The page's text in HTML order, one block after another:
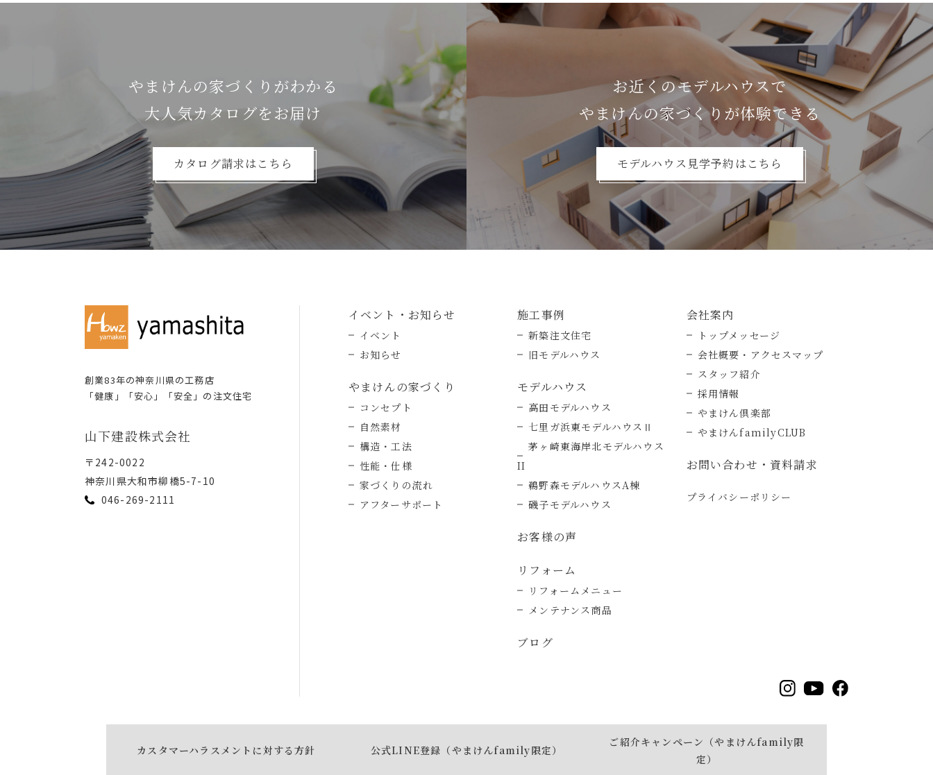
やまけんの家づくりがわかる
⼤⼈気カタログをお届け
カタログ請求はこちら
お近くのモデルハウスで
やまけんの家づくりが体験できる
モデルハウス見学予約はこちら
創業83年の神奈川県の⼯務店
「健康」「安⼼」「安全」の注⽂住宅
⼭下建設株式会社
〒242-0022
神奈川県⼤和市柳橋5-7-10
046-269-2111
イベント・お知らせ
イベント
お知らせ
やまけんの家づくり
コンセプト
自然素材
構造・工法
性能・仕様
家づくりの流れ
アフターサポート
施工事例
新築注文住宅
旧モデルハウス
モデルハウス
高田モデルハウス
七里ガ浜東モデルハウスⅡ
茅ヶ崎東海岸北モデルハウス
II
鵜野森モデルハウスA棟
磯子モデルハウス
お客様の声
リフォーム
リフォームメニュー
メンテナンス商品
ブログ
会社案内
トップメッセージ
会社概要・アクセスマップ
スタッフ紹介
採用情報
やまけん倶楽部
やまけんfamilyCLUB
お問い合わせ・資料請求
プライバシーポリシー
カスタマーハラスメントに対する方針 公式LINE登録（やまけんfamily限定）
ご紹介キャンペーン（やまけんfamily限
定）